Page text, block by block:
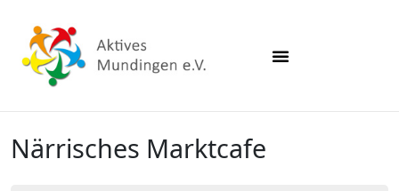
Närrisches Marktcafe